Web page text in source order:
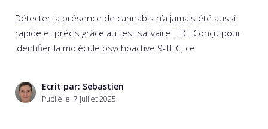
Détecter la présence de cannabis n’a jamais été aussi
rapide et précis grâce au test salivaire THC. Conçu pour
identifier la molécule psychoactive 9-THC, ce
Ecrit par: Sebastien
Publié le: 7 juillet 2025